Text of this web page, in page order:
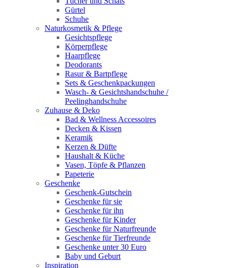
Gürtel
Schuhe
Naturkosmetik & Pflege
Gesichtspflege
Körperpflege
Haarpflege
Deodorants
Rasur & Bartpflege
Sets & Geschenkpackungen
Wasch‑ & Gesichtshandschuhe /
Peelinghandschuhe
Zuhause & Deko
Bad & Wellness Accessoires
Decken & Kissen
Keramik
Kerzen & Düfte
Haushalt & Küche
Vasen, Töpfe & Pflanzen
Papeterie
Geschenke
Geschenk-Gutschein
Geschenke für sie
Geschenke für ihn
Geschenke für Kinder
Geschenke für Naturfreunde
Geschenke für Tierfreunde
Geschenke unter 30 Euro
Baby und Geburt
Inspiration